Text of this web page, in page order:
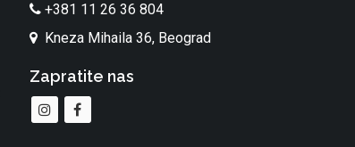
+381 11 26 36 804
Kneza Mihaila 36, Beograd
Zapratite nas